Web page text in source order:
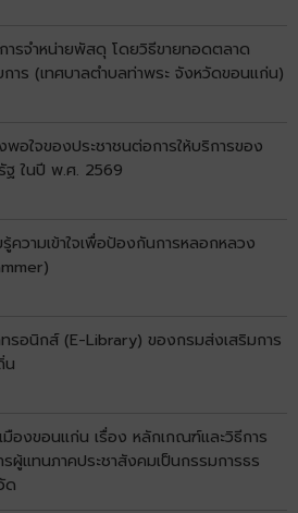
ารจำหน่ายพัสดุ โดยวิธีขายทอดตลาด
การ (เทศบาลตำบลท่าพระ จังหวัดขอนแก่น)
พอใจของประชาชนต่อการให้บริการของ
ฐ ในปี พ.ศ. 2569
ความเข้าใจเพื่อป้องกันการหลอกหลวง
รอนิกส์ (E-Library) ของกรมส่งเสริมการ
น
มืองขอนแก่น เรื่อง หลักเกณฑ์และวิธีการ
ผู้แทนภาคประชาสังคมเป็นกรรมการธร
ด